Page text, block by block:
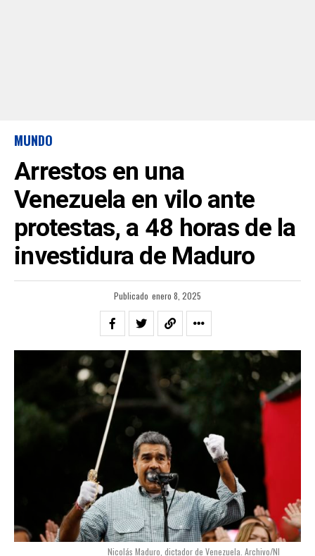
MUNDO
Arrestos en una
Venezuela en vilo ante
protestas, a 48 horas de la
investidura de Maduro
Publicado enero 8, 2025
Nicolás Maduro, dictador de Venezuela. Archivo/NI